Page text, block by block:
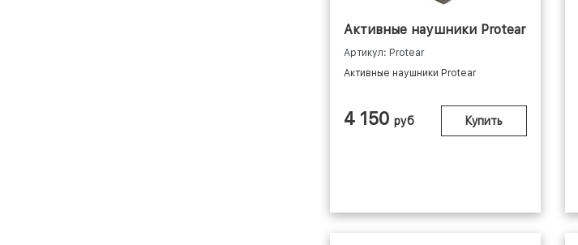
Активные наушники Protear
Артикул: Protear
Активные наушники Protear
4 150 руб Купить